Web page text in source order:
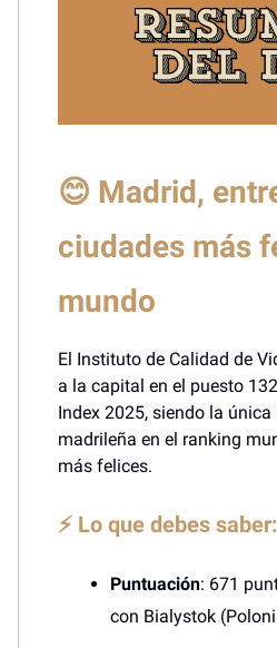
😊 Madrid,
ciudades más
mundo
El Instituto de Calidad de
a la capital en el puesto
Index 2025, siendo la única
madrileña en el ranking
más felices.
⚡ Lo que debes saber:
Puntuación: 671
con Bialystok